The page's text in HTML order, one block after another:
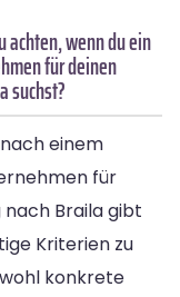
wenn du ein
für deinen
suchst?
einem
für
nach Braila gibt
Kriterien zu
konkrete